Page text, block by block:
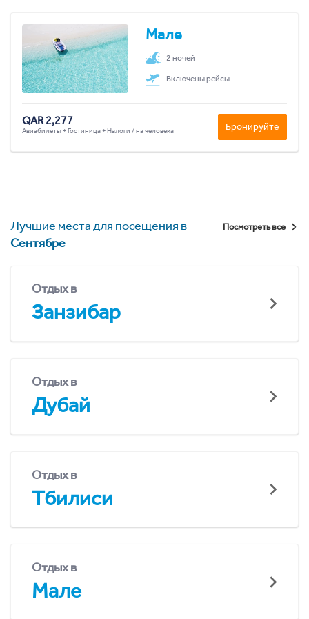
Мале
2 ночей
Включены рейсы
QAR 2,277
Авиабилеты + Гостиница + Налоги / на человека Бронируйте
Лучшие места для посещения в
Сентябре
Посмотреть все
Отдых в
Занзибар
Отдых в
Дубай
Отдых в
Тбилиси
Отдых в
Мале